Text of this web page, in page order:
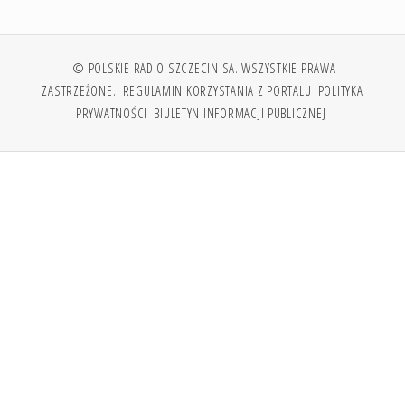
© POLSKIE RADIO SZCZECIN SA. WSZYSTKIE PRAWA
ZASTRZEŻONE. REGULAMIN KORZYSTANIA Z PORTALU POLITYKA
PRYWATNOŚCI BIULETYN INFORMACJI PUBLICZNEJ